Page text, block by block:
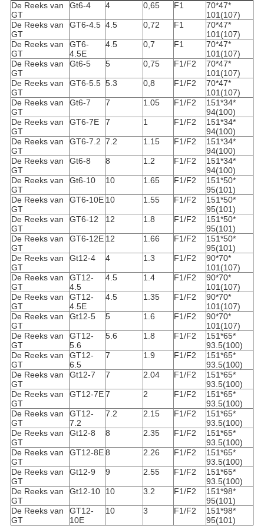
De Reeks van
GT
Gt6-4 4 0,65 F1
70*47*
101(107)
De Reeks van
GT
GT6-4.5 4.5 0,72 F1
70*47*
101(107)
De Reeks van
GT
GT6-
4.5E
4.5 0,7 F1
70*47*
101(107)
De Reeks van
GT
Gt6-5 5 0,75 F1/F2
70*47*
101(107)
De Reeks van
GT
GT6-5.5 5.3 0,8 F1/F2
70*47*
101(107)
De Reeks van
GT
Gt6-7 7 1.05 F1/F2
151*34*
94(100)
De Reeks van
GT
GT6-7E 7 1 F1/F2
151*34*
94(100)
De Reeks van
GT
GT6-7.2 7.2 1.15 F1/F2
151*34*
94(100)
De Reeks van
GT
Gt6-8 8 1.2 F1/F2
151*34*
94(100)
De Reeks van
GT
Gt6-10 10 1.65 F1/F2
151*50*
95(101)
De Reeks van
GT
GT6-10E 10 1.55 F1/F2
151*50*
95(101)
De Reeks van
GT
GT6-12 12 1.8 F1/F2
151*50*
95(101)
De Reeks van
GT
GT6-12E 12 1.66 F1/F2
151*50*
95(101)
De Reeks van
GT
Gt12-4 4 1.3 F1/F2
90*70*
101(107)
De Reeks van
GT
GT12-
4.5
4.5 1.4 F1/F2
90*70*
101(107)
De Reeks van
GT
GT12-
4.5E
4.5 1.35 F1/F2
90*70*
101(107)
De Reeks van
GT
Gt12-5 5 1.6 F1/F2
90*70*
101(107)
De Reeks van
GT
GT12-
5.6
5.6 1.8 F1/F2
151*65*
93.5(100)
De Reeks van
GT
GT12-
6.5
7 1.9 F1/F2
151*65*
93.5(100)
De Reeks van
GT
Gt12-7 7 2.04 F1/F2
151*65*
93.5(100)
De Reeks van
GT
GT12-7E7 2 F1/F2
151*65*
93.5(100)
De Reeks van
GT
GT12-
7.2
7.2 2.15 F1/F2
151*65*
93.5(100)
De Reeks van
GT
Gt12-8 8 2.35 F1/F2
151*65*
93.5(100)
De Reeks van
GT
GT12-8E8 2.26 F1/F2
151*65*
93.5(100)
De Reeks van
GT
Gt12-9 9 2.55 F1/F2
151*65*
93.5(100)
De Reeks van
GT
Gt12-10 10 3.2 F1/F2
151*98*
95(101)
De Reeks van
GT
GT12-
10E
10 3 F1/F2
151*98*
95(101)